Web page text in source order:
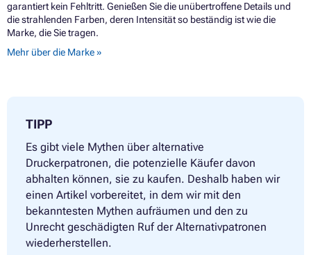
garantiert kein Fehltritt. Genießen Sie die unübertroffene Details und
die strahlenden Farben, deren Intensität so beständig ist wie die
Marke, die Sie tragen.
Mehr über die Marke »
TIPP
Es gibt viele Mythen über alternative
Druckerpatronen, die potenzielle Käufer davon
abhalten können, sie zu kaufen. Deshalb haben wir
einen Artikel vorbereitet, in dem wir mit den
bekanntesten Mythen aufräumen und den zu
Unrecht geschädigten Ruf der Alternativpatronen
wiederherstellen.